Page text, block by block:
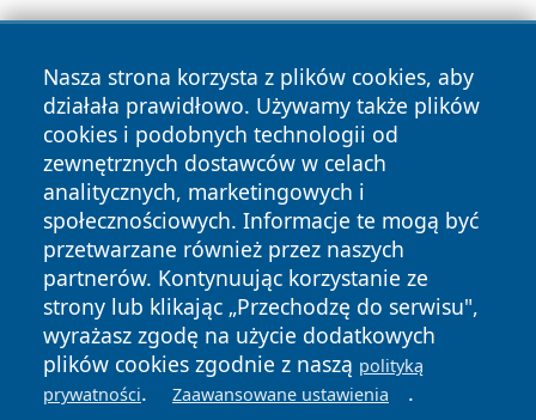
Nasza strona korzysta z plików cookies, aby
działała prawidłowo. Używamy także plików
cookies i podobnych technologii od
zewnętrznych dostawców w celach
analitycznych, marketingowych i
społecznościowych. Informacje te mogą być
przetwarzane również przez naszych
partnerów. Kontynuując korzystanie ze
strony lub klikając „Przechodzę do serwisu",
wyrażasz zgodę na użycie dodatkowych
plików cookies zgodnie z naszą polityką
prywatności. Zaawansowane ustawienia .
Copyright © 2026 faktywroclaw.pl Wszystkie prawa
zastrzeżone.
News Autorzy
Polityka
Prywatności
Polityka
Cookies